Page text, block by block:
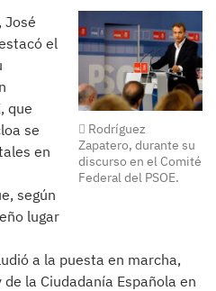
Rodríguez
Zapatero, durante su
discurso en el Comité
Federal del PSOE.
José
el
que
se
en
según
lugar
a la puesta en marcha,
la Ciudadanía Española en